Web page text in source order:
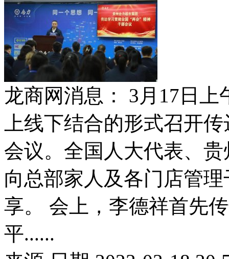
龙商网消息： 3月17日
上线下结合的形式召开
会议。全国人大代表、
向总部家人及各门店管
享。 会上，李德祥首先
平......